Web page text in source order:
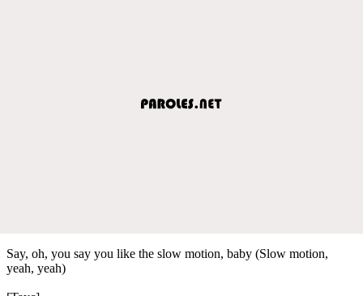
Say, oh, you say you like the slow motion, baby (Slow motion,
yeah, yeah)